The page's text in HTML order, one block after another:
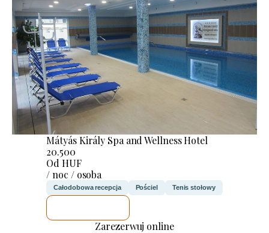
Mátyás Király Spa and Wellness Hotel
20.500
Od HUF
/ noc / osoba
Całodobowa recepcja Pościel Tenis stołowy
Zarezerwuj online